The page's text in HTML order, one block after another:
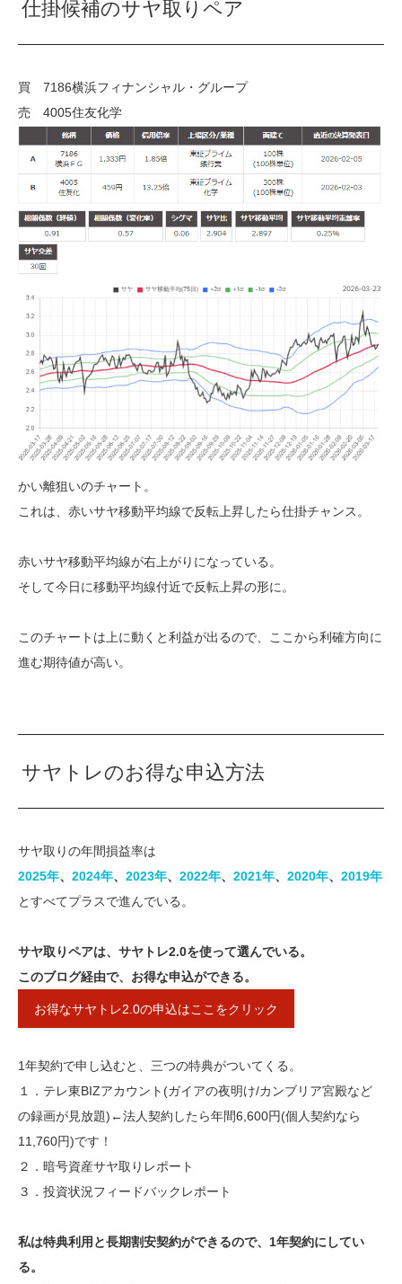
仕掛候補のサヤ取りペア
買 7186横浜フィナンシャル・グループ
売 4005住友化学
かい離狙いのチャート。
これは、赤いサヤ移動平均線で反転上昇したら仕掛チャンス。
赤いサヤ移動平均線が右上がりになっている。
そして今日に移動平均線付近で反転上昇の形に。
このチャートは上に動くと利益が出るので、ここから利確方向に
進む期待値が高い。
サヤトレのお得な申込方法
サヤ取りの年間損益率は
2025年、 2024年、 2023年​、 ​2022年​、​ 2021年​、​​ 2020年​、 2019年
とすべてプラスで進んでいる。
サヤ取りペアは、サヤトレ2.0を使って選んでいる。
このブログ経由で、お得な申込ができる。
お得なサヤトレ2.0の申込はここをクリック
1年契約で申し込むと、三つの特典がついてくる。
１．テレ東BIZアカウント(ガイアの夜明け/カンブリア宮殿など
の録画が見放題)←法人契約したら年間6,600円(個人契約なら
11,760円)です！
２．暗号資産サヤ取りレポート
３．投資状況フィードバックレポート
私は特典利用と長期割安契約ができるので、1年契約にしてい
る。